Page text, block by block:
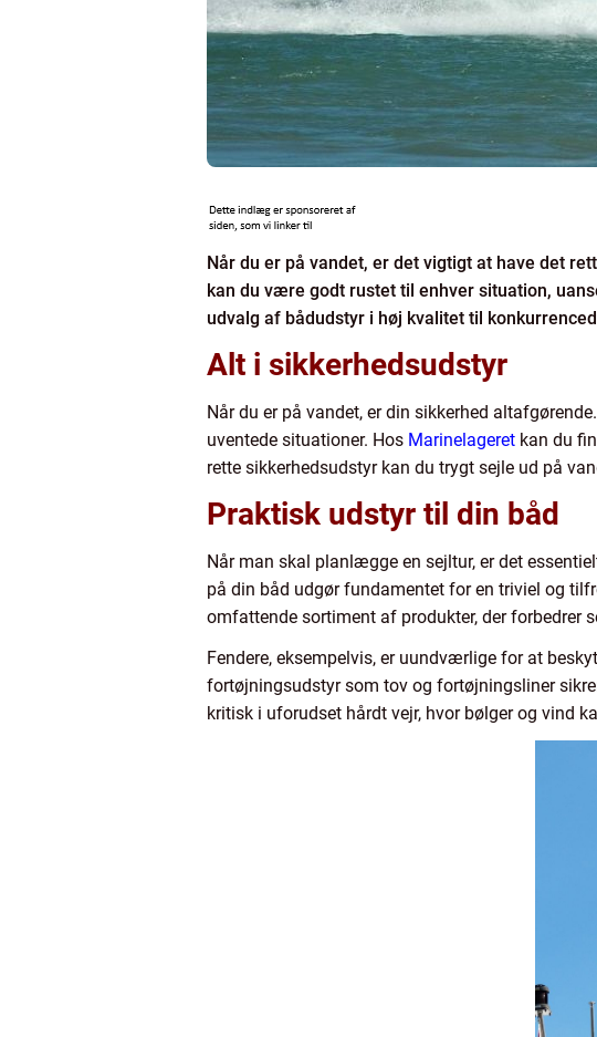
Når du er på vandet, er det vigtigt at have det
kan du være godt rustet til enhver situation,
udvalg af bådudstyr i høj kvalitet til
Alt i sikkerhedsudstyr
Når du er på vandet, er din sikkerhed
uventede situationer. Hos Marinelageret kan du
rette sikkerhedsudstyr kan du trygt sejle ud på
Praktisk udstyr til din båd
Når man skal planlægge en sejltur, er det
på din båd udgør fundamentet for en triviel og
omfattende sortiment af produkter, der forbedrer
Fendere, eksempelvis, er uundværlige for at
fortøjningsudstyr som tov og fortøjningsliner
kritisk i uforudset hårdt vejr, hvor bølger og vind